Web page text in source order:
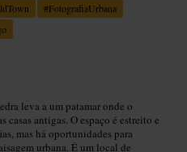
#FotografiaUrbana
leva a um patamar onde o
casas antigas. O espaço é estreito e
mas há oportunidades para
urbana. É um local de